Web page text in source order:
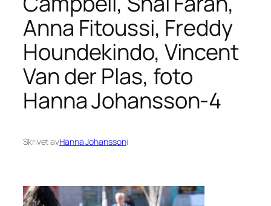
Anna Fitoussi, Freddy
Houndekindo, Vincent
Van der Plas, foto
Hanna Johansson-4
Skrivet avHanna Johanssoni